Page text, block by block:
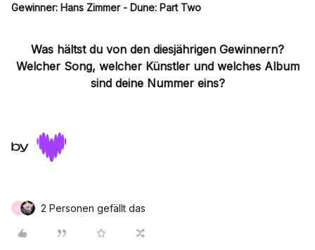
Gewinner: Hans Zimmer - Dune: Part Two
Was hältst du von den diesjährigen Gewinnern?
Welcher Song, welcher Künstler und welches Album
sind deine Nummer eins?
O 2 Personen gefällt das